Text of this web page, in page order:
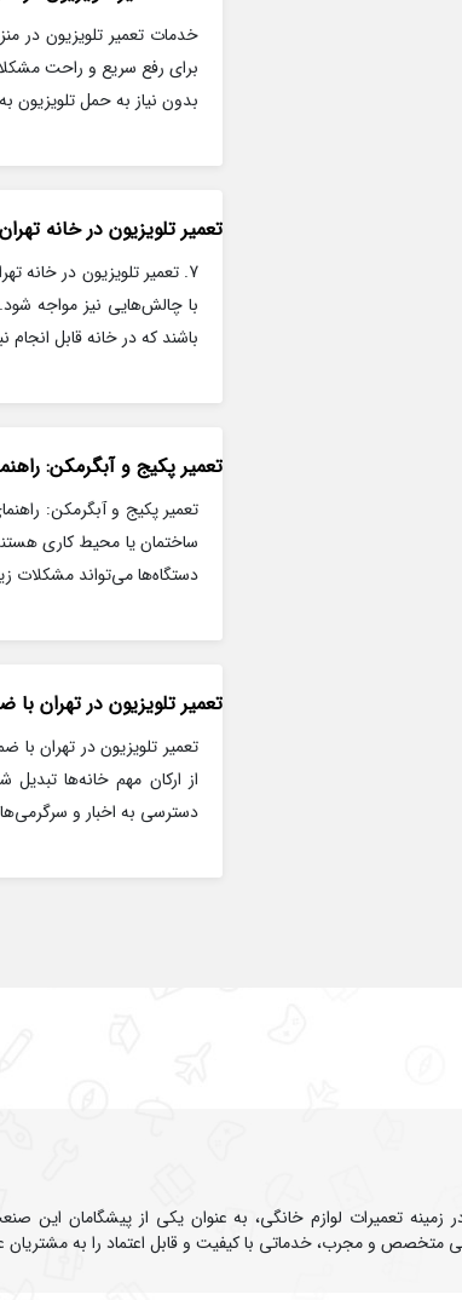
خدمات تعمیر تلویزیون در
برای رفع سریع و راحت
بدون نیاز به حمل تلویزیون
تعمیر تلویزیون در خانه
7. تعمیر تلویزیون در خانه
با چالش‌هایی نیز مواجه
باشند که در خانه قابل
تعمیر پکیج و آبگرمکن:
تعمیر پکیج و آبگرمکن:
ساختمان یا محیط کاری
دستگاه‌ها می‌تواند مشکلات
تعمیر تلویزیون در تهران
تعمیر تلویزیون در تهران
از ارکان مهم خانه‌ها تبدیل
دسترسی به اخبار و
زمینه تعمیرات لوازم خانگی، به عنوان یکی از پیشگامان این
متخصص و مجرب، خدماتی با کیفیت و قابل اعتماد را به مشتریان